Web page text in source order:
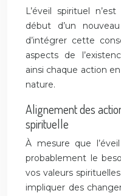
L’éveil spirituel
début d’un
d’intégrer cette
aspects de
ainsi chaque action
nature.
Alignement des
spirituelle
À mesure que
probablement le
vos valeurs
impliquer des